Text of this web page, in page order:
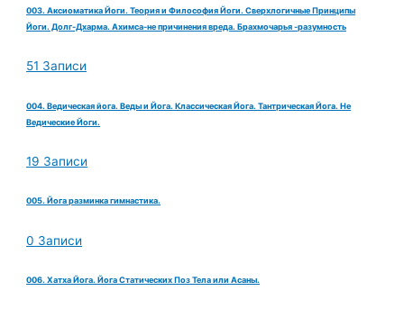
003. Аксиоматика Йоги. Теория и Философия Йоги. Сверхлогичные Принципы
Йоги. Долг-Дхарма. Ахимса-не причинения вреда. Брахмочарья -разумность
51 Записи
004. Ведическая йога. Веды и Йога. Классическая Йога. Тантрическая Йога. Не
Ведические Йоги.
19 Записи
005. Йога разминка гимнастика.
0 Записи
006. Хатха Йога. Йога Статических Поз Тела или Асаны.